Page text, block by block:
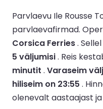
Parvlaevu Ile Rousse
parvlaevafirmad.
Corsica Ferries.
5 väljumisi. Reis
minutit . Varaseim
hiliseim on 23:55 .
olenevalt aastaajast ja